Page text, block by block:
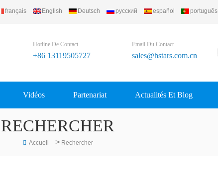
français English Deutsch русский español português
Hotline De Contact
+86 13119505727
Email Du Contact
sales@hstars.com.cn
Vidéos Partenariat Actualités Et Blog
RECHERCHER
Accueil > Rechercher